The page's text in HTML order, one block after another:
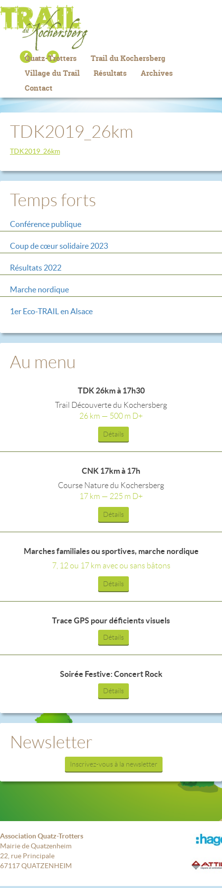
Quatz-Trotters
Trail du Kochersberg
Village du Trail
Résultats
Archives
Contact
TDK2019_26km
TDK2019_26km
Temps forts
Conférence publique
Coup de cœur solidaire 2023
Résultats 2022
Marche nordique
1er Eco-TRAIL en Alsace
Au menu
TDK 26km à 17h30
Trail Découverte du Kochersberg
26 km — 500 m D+
Détails
CNK 17km à 17h
Course Nature du Kochersberg
17 km — 225 m D+
Détails
Marches familiales ou sportives, marche nordique
7, 12 ou 17 km avec ou sans bâtons
Détails
Trace GPS pour déficients visuels
Détails
Soirée Festive: Concert Rock
Détails
Newsletter
Inscrivez-vous à la newsletter
Association Quatz-Trotters
Mairie de Quatzenheim
22, rue Principale
67117 QUATZENHEIM